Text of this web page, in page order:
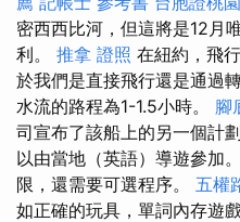
密西西比河，但這將是12月
利。 推拿 證照 在紐約，飛
於我們是直接飛行還是通過
水流的路程為1-1.5小時。 腳
司宣布了該船上的另一個計
以由當地（英語）導遊參加
限，還需要可選程序。 五權
如正確的玩具，單詞內存遊